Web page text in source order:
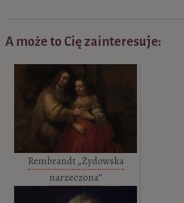
A może to Cię zainteresuje:
Rembrandt „Żydowska
narzeczona”